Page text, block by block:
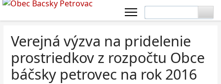
Verejná výzva na pridelenie
prostriedkov z rozpočtu Obce
báčsky petrovec na rok 2016